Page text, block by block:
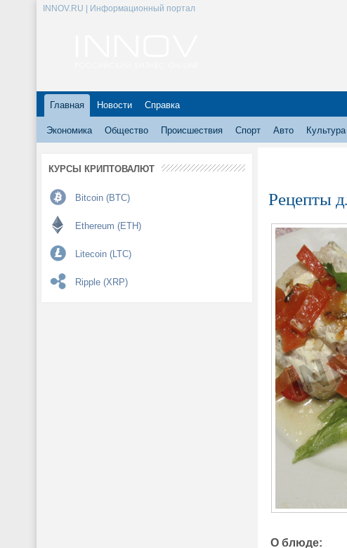
INNOV.RU | Информационный портал
Главная Новости Справка
Экономика Общество Происшествия Спорт Авто Культура
КУРСЫ КРИПТОВАЛЮТ
Bitcoin (BTC)
Ethereum (ETH)
Litecoin (LTC)
Ripple (XRP)
Рецепты
О блюде: